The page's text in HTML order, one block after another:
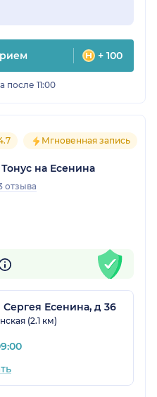
+ 100
после 11:00
Мгновенная запись
на Есенина
отзыва
Есенина, д 36
(2.1 км)